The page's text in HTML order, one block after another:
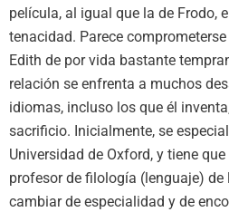
película, al igual que la de Frodo,
tenacidad. Parece
Edith de por vida bastante
relación se enfrenta a muchos
idiomas, incluso los que él
sacrificio. Inicialmente, se
Universidad de Oxford, y tiene
profesor de filología (lenguaje) de
cambiar de especialidad y de